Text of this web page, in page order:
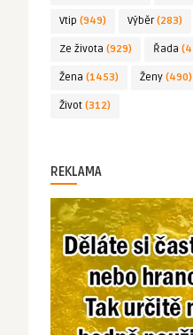
Vtip (949) Výběr(283)
Ze života (929) Řada
Žena (1453) Ženy (490)
Život (312)
REKLAMA